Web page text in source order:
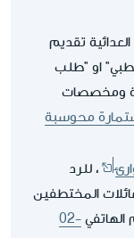
تقديم
او "طلب
ومخصصات
محوسبة
، للرد
المختطفين
الهاتفي 02-